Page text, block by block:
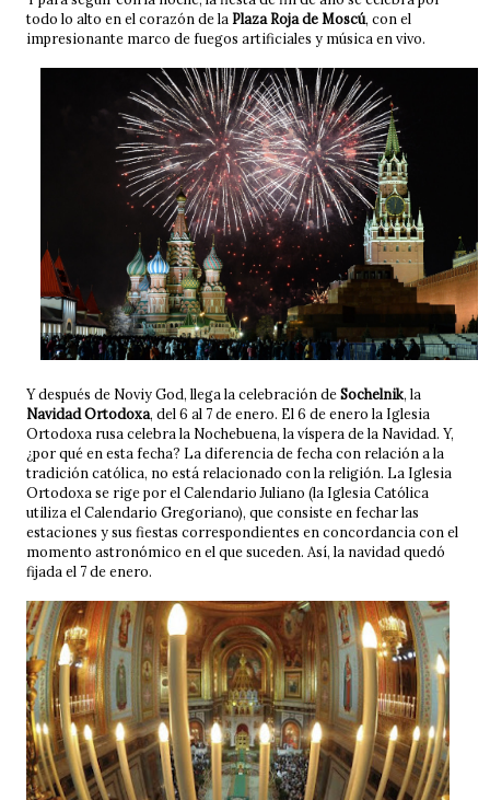
todo lo alto en el corazón de laPlaza Roja de Moscú, con el
impresionante marco de fuegos artificiales y música en vivo.
Y después de Noviy God, llega la celebración deSochelnik, la
Navidad Ortodoxa, del 6 al 7 de enero. El 6 de enero la Iglesia
Ortodoxa rusa celebra la Nochebuena, la víspera de la Navidad. Y,
¿por qué en esta fecha? La diferencia de fecha con relación a la
tradición católica, no está relacionado con la religión. La Iglesia
Ortodoxa se rige por el Calendario Juliano (la Iglesia Católica
utiliza el Calendario Gregoriano), que consiste en fechar las
estaciones y sus fiestas correspondientes en concordancia con el
momento astronómico en el que suceden. Así, la navidad quedó
fijada el 7 de enero.